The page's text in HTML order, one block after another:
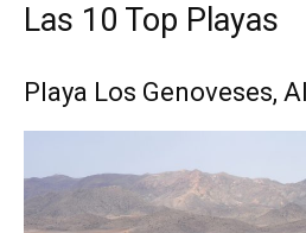
Las 10 Top Playas
Playa Los Genoveses,